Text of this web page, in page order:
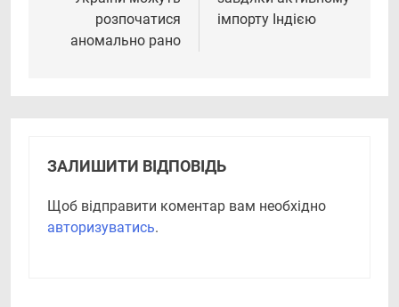
розпочатися
аномально рано
імпорту Індією
ЗАЛИШИТИ ВІДПОВІДЬ
Щоб відправити коментар вам необхідно
авторизуватись.